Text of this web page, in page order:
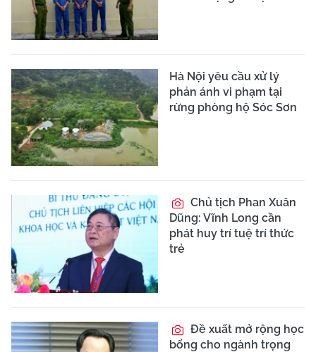
Hà Nội yêu cầu xử lý
phản ánh vi phạm tại
rừng phòng hộ Sóc Sơn
Chủ tịch Phan Xuân
Dũng: Vĩnh Long cần
phát huy trí tuệ trí thức
trẻ
Đề xuất mở rộng học
bổng cho ngành trọng